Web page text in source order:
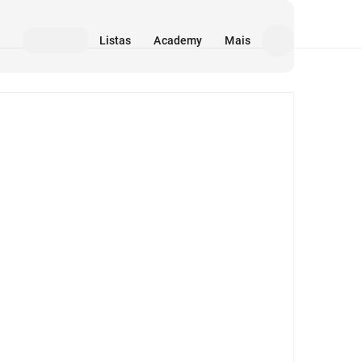
Listas Academy Mais